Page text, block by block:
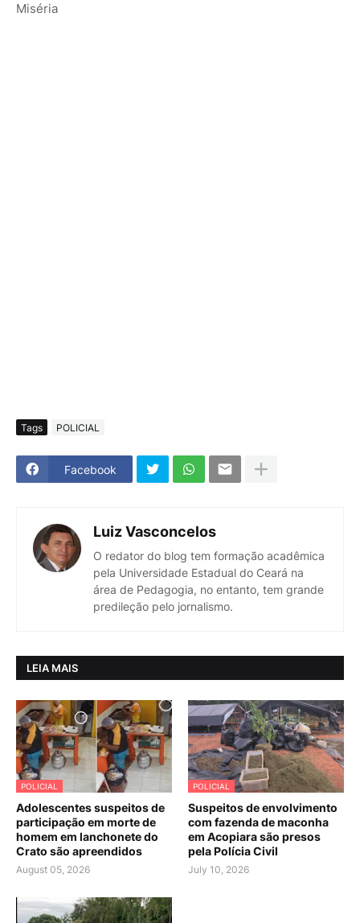
Miséria
Tags POLICIAL
Facebook
Luiz Vasconcelos
O redator do blog tem formação acadêmica
pela Universidade Estadual do Ceará na
área de Pedagogia, no entanto, tem grande
predileção pelo jornalismo.
LEIA MAIS
POLICIAL
Adolescentes suspeitos de
participação em morte de
homem em lanchonete do
Crato são apreendidos
August 05, 2026
POLICIAL
Suspeitos de envolvimento
com fazenda de maconha
em Acopiara são presos
pela Polícia Civil
July 10, 2026